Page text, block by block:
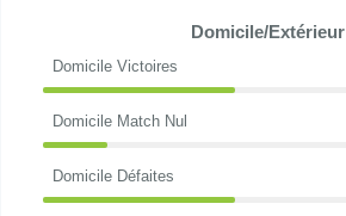
Domicile/Extérieur
Domicile Victoires
Domicile Match Nul
Domicile Défaites